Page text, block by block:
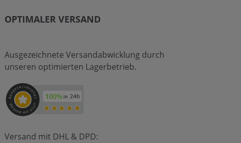
OPTIMALER VERSAND
Ausgezeichnete Versandabwicklung durch
unseren optimierten Lagerbetrieb.
Versand mit DHL & DPD: